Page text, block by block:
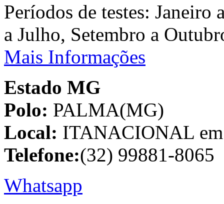
Períodos de testes:
a Julho, Setembro a
Mais Informações
Estado MG
Polo: PALMA(MG)
Local: ITANACIONAL
Telefone:(32) 99881-8065
Whatsapp